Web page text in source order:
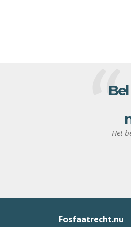
Het
Fosfaatrecht.nu